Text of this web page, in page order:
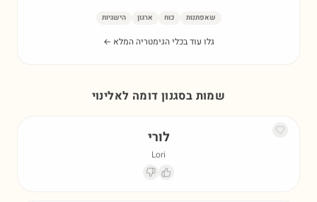
שאפתנות כוח ארגון הישגיות
גלו עוד בכלי הגימטריה המלא ←
שמות בסגנון דומה לאלינוי
לורי
Lori